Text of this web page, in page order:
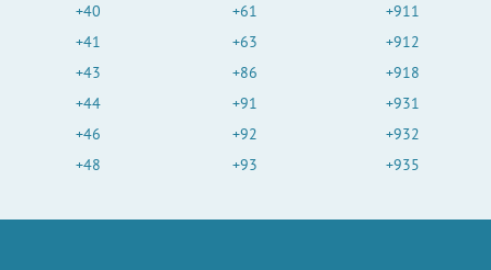
+40
+41
+43
+44
+46
+48
+61
+63
+86
+91
+92
+93
+911
+912
+918
+931
+932
+935